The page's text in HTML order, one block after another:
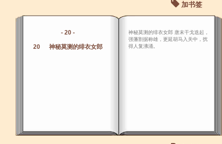
加书签
- 20 -
20 神秘莫测的绯衣女郎
神秘莫测的绯衣女郎 唐末干戈迭起，
强藩割据称雄，更延胡马入关中，扰
得人复沸涌。